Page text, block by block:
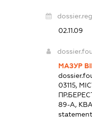
02.11.09
МАЗУР
03115,
89-А,